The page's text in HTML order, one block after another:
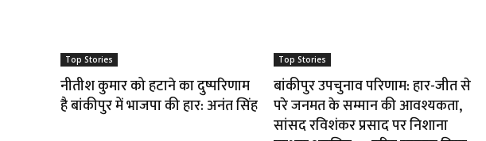
Top Stories
नीतीश कुमार को हटाने का दुष्परिणाम
है बांकीपुर में भाजपा की हार: अनंत सिंह
Top Stories
बांकीपुर उपचुनाव परिणाम: हार-जीत से
परे जनमत के सम्मान की आवश्यकता,
सांसद रविशंकर प्रसाद पर निशाना